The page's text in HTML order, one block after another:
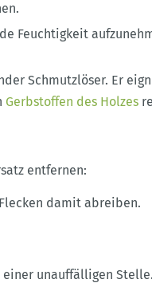
Feuchtigkeit
Schmutzlöser. Er
Gerbstoffen des Holzes
entfernen:
damit abreiben.
unauffälligen